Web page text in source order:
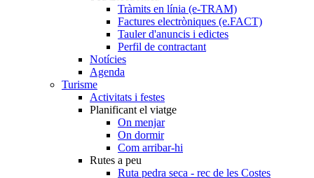
Tràmits en línia (e-TRAM)
Factures electròniques (e.FACT)
Tauler d'anuncis i edictes
Perfil de contractant
Notícies
Agenda
Turisme
Activitats i festes
Planificant el viatge
On menjar
On dormir
Com arribar-hi
Rutes a peu
Ruta pedra seca - rec de les Costes